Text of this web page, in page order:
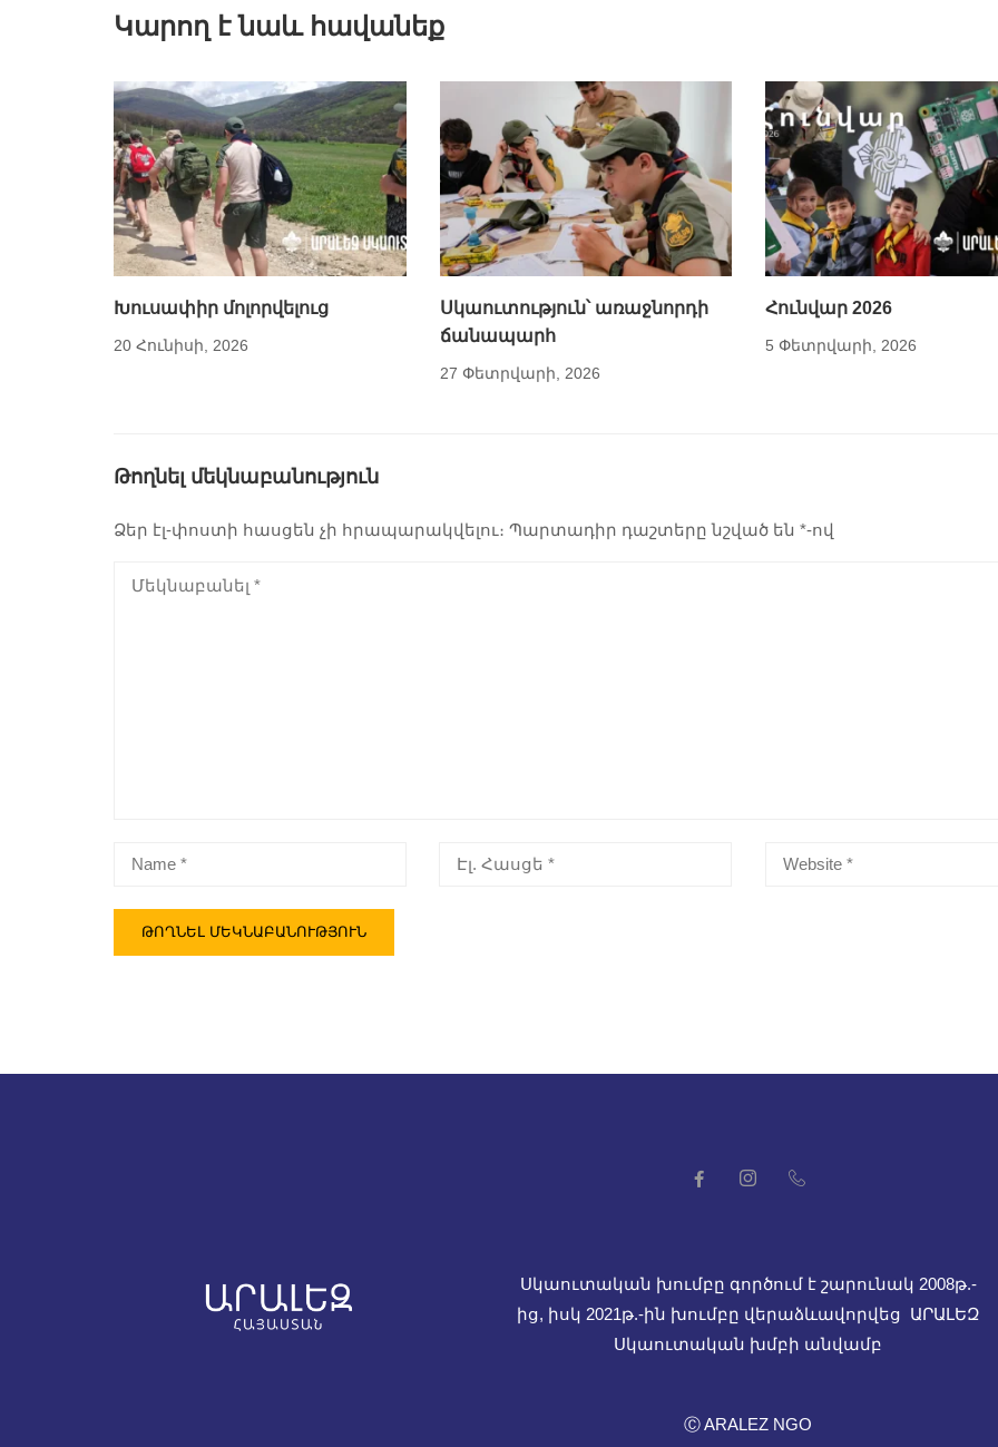
Կարող է նաև հավանեք
Խուսափիր մոլորվելուց
20 Հունիսի, 2026
Սկաուտություն՝ առաջնորդի
ճանապարհ
27 Փետրվարի, 2026
Հունվար 2026
5 Փետրվարի, 2026
Թողնել մեկնաբանություն
Ձեր էլ-փոստի հասցեն չի հրապարակվելու։ Պարտադիր դաշտերը նշված են *-ով
Սկաուտական խումբը գործում է շարունակ 2008թ.-
ից, իսկ 2021թ.-ին խումբը վերաձևավորվեց ԱՐԱԼԵԶ
Սկաուտական խմբի անվամբ
Ⓒ ARALEZ NGO